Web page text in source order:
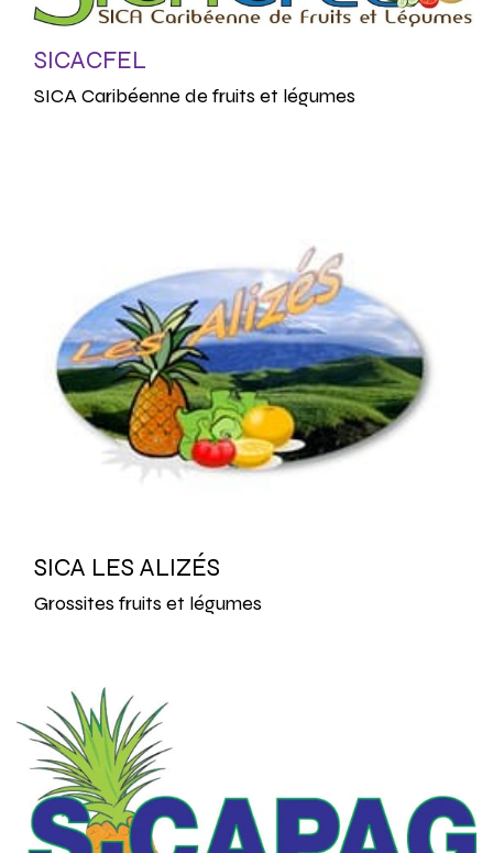
SICACFEL
SICA Caribéenne de fruits et légumes
SICA LES ALIZÉS
Grossites fruits et légumes